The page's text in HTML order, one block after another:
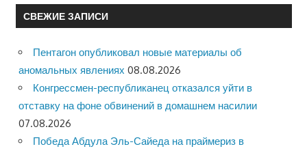
СВЕЖИЕ ЗАПИСИ
Пентагон опубликовал новые материалы об
аномальных явлениях 08.08.2026
Конгрессмен-республиканец отказался уйти в
отставку на фоне обвинений в домашнем насилии
07.08.2026
Победа Абдула Эль-Сайеда на праймериз в